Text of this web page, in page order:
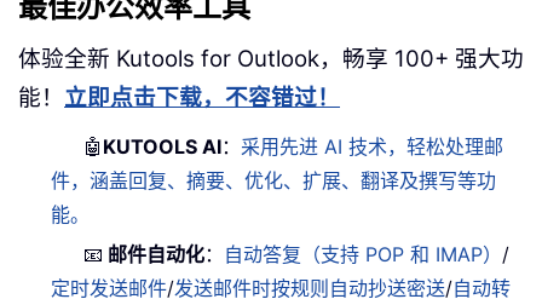
体验全新 Kutools for Outlook，畅享 100+ 强大功
能！ 立即点击下载，不容错过！
🤖 KUTOOLS AI： 采用先进 AI 技术，轻松处理邮
件，涵盖回复、摘要、优化、扩展、翻译及撰写等功
能。
📧 邮件自动化： 自动答复（支持 POP 和 IMAP） /
定时发送邮件/发送邮件时按规则自动抄送密送/自动转